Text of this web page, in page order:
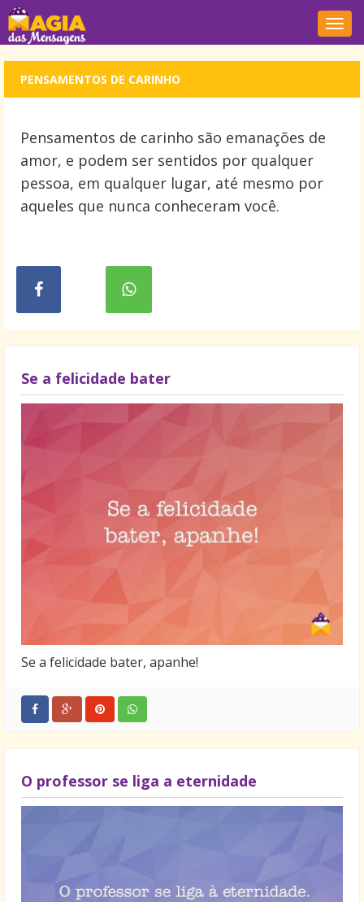
PENSAMENTOS DE CARINHO
Pensamentos de carinho são emanações de
amor, e podem ser sentidos por qualquer
pessoa, em qualquer lugar, até mesmo por
aqueles que nunca conheceram você.
Se a felicidade bater
Se a felicidade bater, apanhe!
O professor se liga a eternidade